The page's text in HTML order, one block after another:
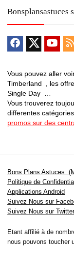
Bonsplansastuces
Vous pouvez aller
Timberland , les
Single Day …
Vous trouverez
differentes
promos sur des
Bons Plans Astuces
Politique de
Applications Android
Suivez Nous sur
Suivez Nous sur Twitter
Etant affilié à de
nous pouvons toucher